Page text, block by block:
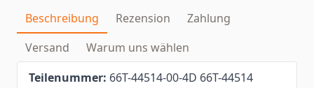
Beschreibung Rezension
Zahlung
Versand
Warum uns wählen
Teilenummer: 66T-44514-00-4D 66T-44514